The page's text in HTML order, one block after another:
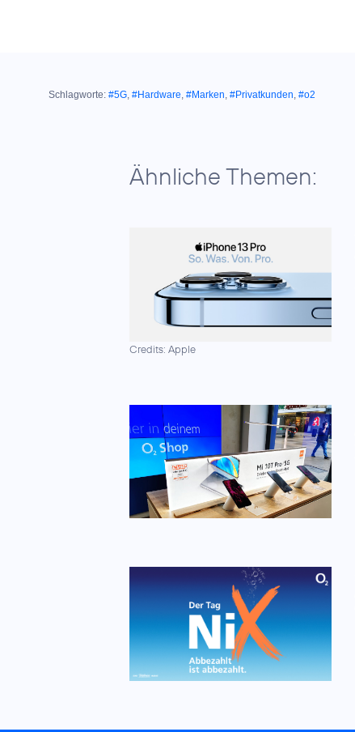
Schlagworte: #5G, #Hardware, #Marken, #Privatkunden, #o2
Ähnliche Themen:
Credits: Apple